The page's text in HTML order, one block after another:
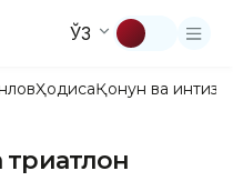
ЎЗ
ҲодисаҚонун ва
триатлон